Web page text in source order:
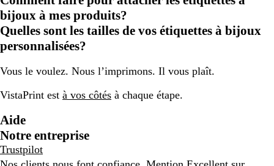
bijoux à mes produits?
Quelles sont les tailles de vos étiquettes à bijoux
personnalisées?
Vous le voulez. Nous l’imprimons. Il vous plaît.
VistaPrint est à vos côtés à chaque étape.
Aide
Notre entreprise
Trustpilot